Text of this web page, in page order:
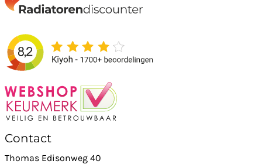
Contact
Thomas Edisonweg 40